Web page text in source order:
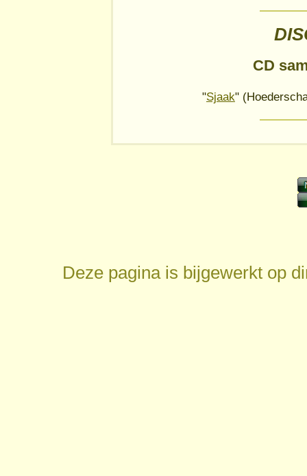
CD
"Sjaak"
Deze pagina is bijgewerkt op